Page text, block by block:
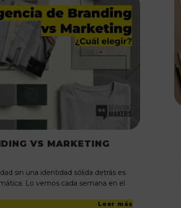
VS MARKETING
sin una identidad sólida detrás es
Lo vemos cada semana en el
Leer más